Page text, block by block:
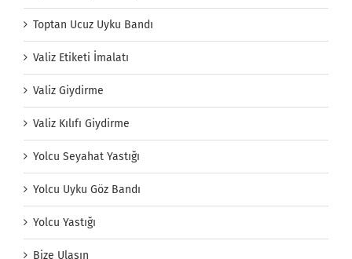
Toptan Ucuz Uyku Bandı
Valiz Etiketi İmalatı
Valiz Giydirme
Valiz Kılıfı Giydirme
Yolcu Seyahat Yastığı
Yolcu Uyku Göz Bandı
Yolcu Yastığı
Bize Ulaşın